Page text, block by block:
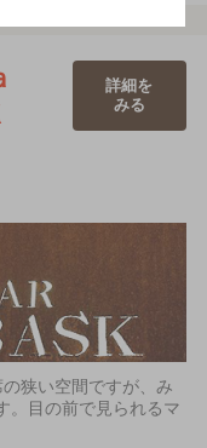
詳細を
みる
狭い空間ですが、み
。目の前で見られるマ